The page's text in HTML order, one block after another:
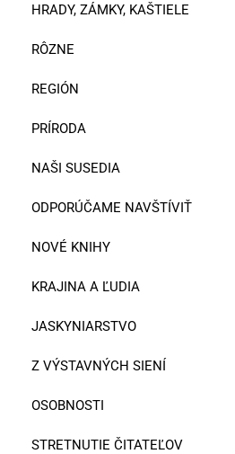
HRADY, ZÁMKY, KAŠTIELE
RÔZNE
REGIÓN
PRÍRODA
NAŠI SUSEDIA
ODPORÚČAME NAVŠTÍVIŤ
NOVÉ KNIHY
KRAJINA A ĽUDIA
JASKYNIARSTVO
Z VÝSTAVNÝCH SIENÍ
OSOBNOSTI
STRETNUTIE ČITATEĽOV